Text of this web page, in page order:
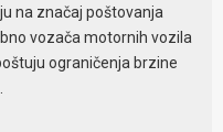
na značaj poštovanja
vozača motornih vozila
ograničenja brzine